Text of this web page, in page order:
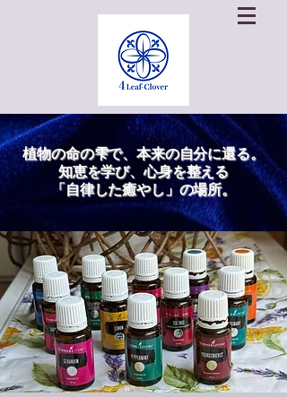
植物の命の雫で、本来の自分に還る。
知恵を学び、心身を整える
「自律した癒やし」の場所。